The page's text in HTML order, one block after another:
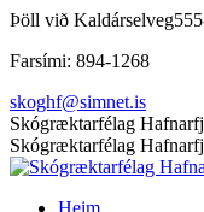
Skip
content
Þöll við Kaldárselveg
Farsími: 894-1268
skoghf@simnet.is
Facebook
page
opens
Skógræktarfélag
Skógræktarfélag
Heim